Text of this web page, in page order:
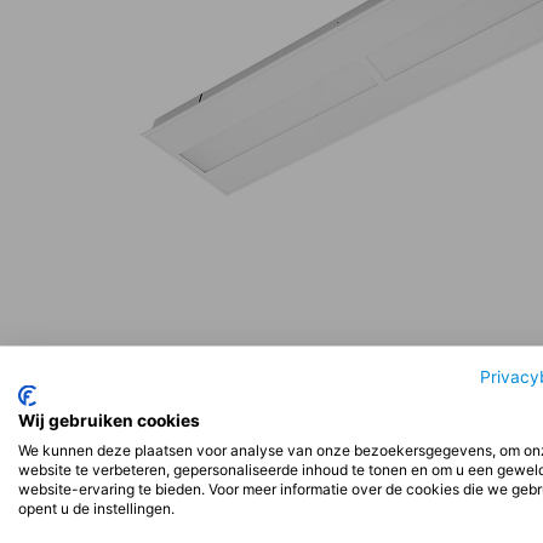
Wij gebruiken cookies
We kunnen deze plaatsen voor analyse van onze bezoekersgegevens, om
website te verbeteren, gepersonaliseerde inhoud te tonen en om u een
website-ervaring te bieden. Voor meer informatie over de cookies die we
opent u de instellingen.
Beschrijving